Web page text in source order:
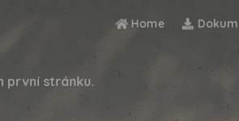
Home
první stránku.